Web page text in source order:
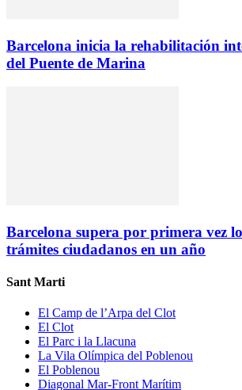
Barcelona inicia la rehabilitación
del Puente de Marina
Barcelona supera por primera vez
trámites ciudadanos en un año
Sant Marti
El Camp de l’Arpa del Clot
El Clot
El Parc i la Llacuna
La Vila Olímpica del Poblenou
El Poblenou
Diagonal Mar-Front Marítim